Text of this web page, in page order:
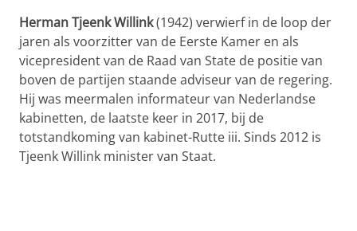
Herman Tjeenk Willink(1942) verwierf in de loop der
jaren als voorzitter van de Eerste Kamer en als
vicepresident van de Raad van State de positie van
boven de partijen staande adviseur van de regering.
Hij was meermalen informateur van Nederlandse
kabinetten, de laatste keer in 2017, bij de
totstandkoming van kabinet-Rutte iii. Sinds 2012 is
Tjeenk Willink minister van Staat.